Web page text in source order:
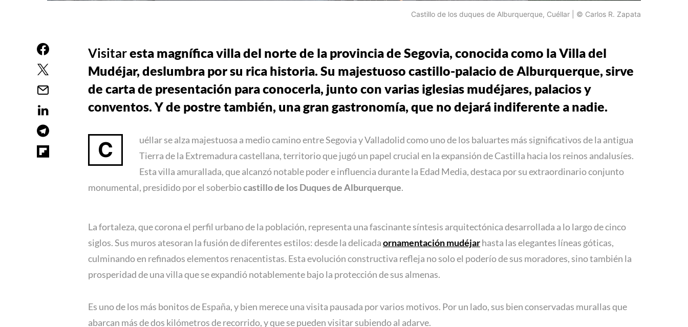
Castillo de los duques de Alburquerque, Cuéllar | © Carlos R. Zapata
Visitaresta magnífica villa del norte de la provincia de Segovia, conocida como la Villa del
Mudéjar, deslumbra por su rica historia. Su majestuoso castillo-palacio de Alburquerque, sirve
de carta de presentación para conocerla, junto con varias iglesias mudéjares, palacios y
conventos. Y de postre también, una gran gastronomía, que no dejará indiferente a nadie.
C
uéllar se alza majestuosa a medio camino entre Segovia y Valladolid como uno de los baluartes más significativos de la antigua
Tierra de la Extremadura castellana, territorio que jugó un papel crucial en la expansión de Castilla hacia los reinos andalusíes.
Esta villa amurallada, que alcanzó notable poder e influencia durante la Edad Media, destaca por su extraordinario conjunto
monumental, presidido por el soberbiocastillo de los Duques de Alburquerque.
La fortaleza, que corona el perfil urbano de la población, representa una fascinante síntesis arquitectónica desarrollada a lo largo de cinco
siglos. Sus muros atesoran la fusión de diferentes estilos: desde la delicadaornamentación mudéjarhasta las elegantes líneas góticas,
culminando en refinados elementos renacentistas. Esta evolución constructiva refleja no solo el poderío de sus moradores, sino también la
prosperidad de una villa que se expandió notablemente bajo la protección de sus almenas.
Es uno de los más bonitos de España, y bien merece una visita pausada por varios motivos. Por un lado, sus bien conservadas murallas que
abarcan más de dos kilómetros de recorrido, y que se pueden visitar subiendo al adarve.